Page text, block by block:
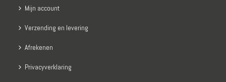
Mijn account
Verzending en levering
Afrekenen
Privacyverklaring